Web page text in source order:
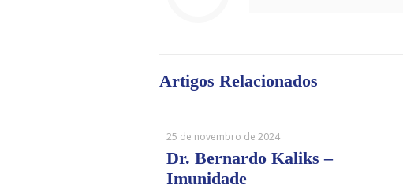
Artigos Relacionados
25 de novembro de 2024
Dr. Bernardo Kaliks –
Imunidade